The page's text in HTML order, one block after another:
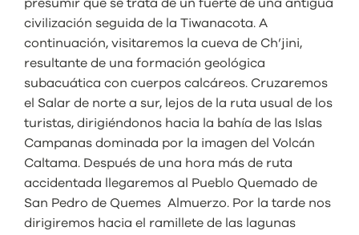
presumir que se trata de un fuerte de una antigua
civilización seguida de la Tiwanacota. A
continuación, visitaremos la cueva de Ch’jini,
resultante de una formación geológica
subacuática con cuerpos calcáreos. Cruzaremos
el Salar de norte a sur, lejos de la ruta usual de los
turistas, dirigiéndonos hacia la bahía de las Islas
Campanas dominada por la imagen del Volcán
Caltama. Después de una hora más de ruta
accidentada llegaremos al Pueblo Quemado de
San Pedro de Quemes Almuerzo. Por la tarde nos
dirigiremos hacia el ramillete de las lagunas